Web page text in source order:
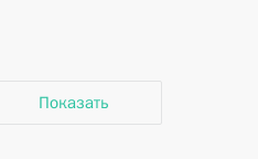
Показать